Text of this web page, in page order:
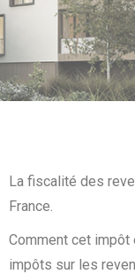
La fiscalité des
France.
Comment cet
impôts sur les